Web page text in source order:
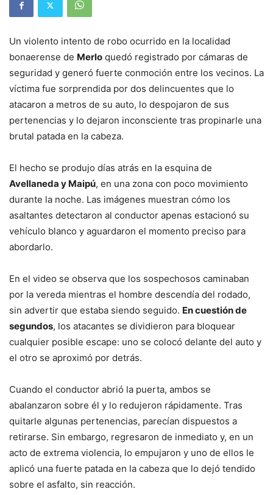
Un violento intento de robo ocurrido en la localidad
bonaerense de Merlo quedó registrado por cámaras de
seguridad y generó fuerte conmoción entre los vecinos. La
víctima fue sorprendida por dos delincuentes que lo
atacaron a metros de su auto, lo despojaron de sus
pertenencias y lo dejaron inconsciente tras propinarle una
brutal patada en la cabeza.
El hecho se produjo días atrás en la esquina de
Avellaneda y Maipú, en una zona con poco movimiento
durante la noche. Las imágenes muestran cómo los
asaltantes detectaron al conductor apenas estacionó su
vehículo blanco y aguardaron el momento preciso para
abordarlo.
En el video se observa que los sospechosos caminaban
por la vereda mientras el hombre descendía del rodado,
sin advertir que estaba siendo seguido. En cuestión de
segundos, los atacantes se dividieron para bloquear
cualquier posible escape: uno se colocó delante del auto y
el otro se aproximó por detrás.
Cuando el conductor abrió la puerta, ambos se
abalanzaron sobre él y lo redujeron rápidamente. Tras
quitarle algunas pertenencias, parecían dispuestos a
retirarse. Sin embargo, regresaron de inmediato y, en un
acto de extrema violencia, lo empujaron y uno de ellos le
aplicó una fuerte patada en la cabeza que lo dejó tendido
sobre el asfalto, sin reacción.